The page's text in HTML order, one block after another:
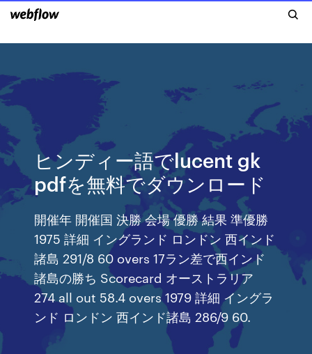
ヒンディー語でlucent gk
pdfを無料でダウンロード
開催年 開催国 決勝 会場 優勝 結果 準優勝
1975 詳細 イングランド ロンドン 西インド
諸島 291/8 60 overs 17ラン差で西インド
諸島の勝ち Scorecard オーストラリア
274 all out 58.4 overs 1979 詳細 イングラ
ンド ロンドン 西インド諸島 286/9 60.